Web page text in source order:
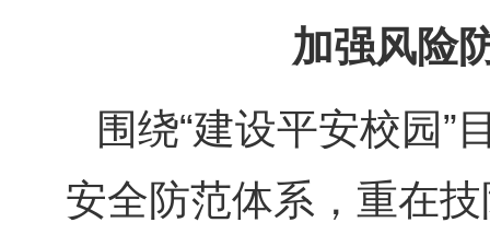
加强风险
围绕“建设平安校园
安全防范体系，重在